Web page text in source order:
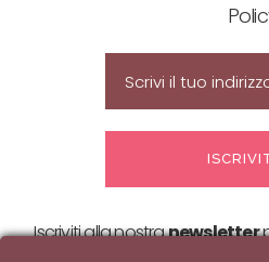
Iscriviti alla nostranewsletter